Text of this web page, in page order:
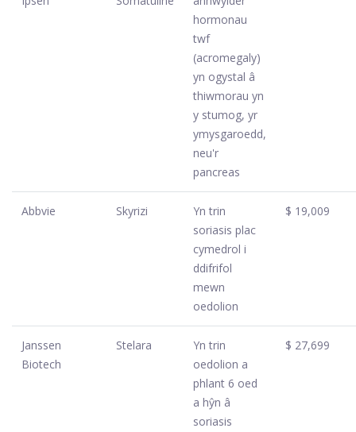
hormonau
twf
(acromegaly)
yn ogystal â
thiwmorau yn
y stumog, yr
ymysgaroedd,
neu'r
pancreas
Abbvie Skyrizi
Yn trin
soriasis plac
cymedrol i
ddifrifol
mewn
oedolion
$ 19,009
Janssen
Biotech
Stelara
Yn trin
oedolion a
phlant 6 oed
a hŷn â
soriasis
$ 27,699